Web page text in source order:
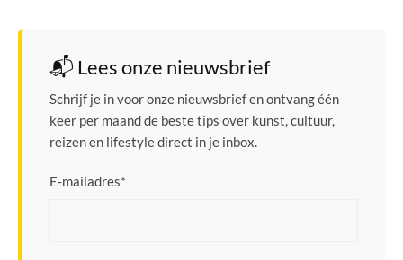
📬 Lees onze nieuwsbrief
Schrijf je in voor onze nieuwsbrief en ontvang één
keer per maand de beste tips over kunst, cultuur,
reizen en lifestyle direct in je inbox.
E-mailadres*